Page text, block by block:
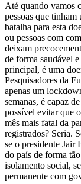
Até quando vamos
pessoas que
batalha para esta
ou pessoas com
deixam
de forma saudável
principal, é uma
Pesquisadores da
apenas um
semanas, é capaz
possível evitar que
mês mais fatal da
registrados? Seria.
se o presidente Jair
do país de forma
isolamento social,
permanente com